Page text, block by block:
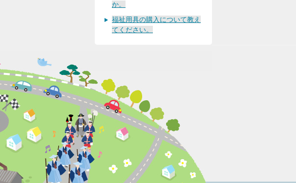
か。
福祉用具の購入について教え
てください。